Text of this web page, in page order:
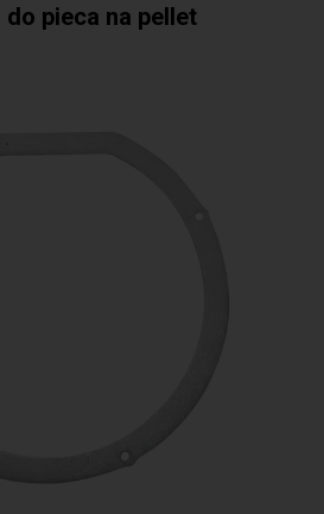
pieca na pellet